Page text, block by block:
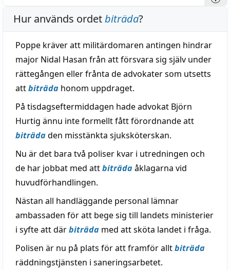
Hur används ordetbiträda?
Poppe kräver att militärdomaren antingen hindrar
major Nidal Hasan från att försvara sig själv under
rättegången eller frånta de advokater som utsetts
attbiträda honom uppdraget.
På tisdagseftermiddagen hade advokat Björn
Hurtig ännu inte formellt fått förordnande att
biträdaden misstänkta sjuksköterskan.
Nu är det bara två poliser kvar i utredningen och
de har jobbat med attbiträdaåklagarna vid
huvudförhandlingen.
Nästan all handläggande personal lämnar
ambassaden för att bege sig till landets ministerier
i syfte att därbiträda med att sköta landet i fråga.
Polisen är nu på plats för att framför alltbiträda
räddningstjänsten i saneringsarbetet.